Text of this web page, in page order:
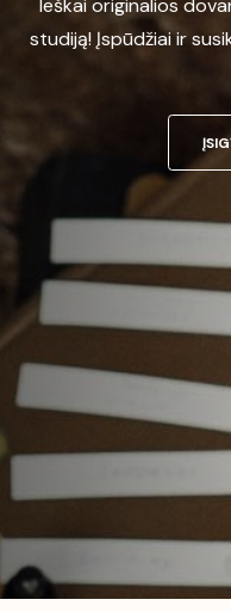
Ieškai originalios
studiją! Įspūdžiai ir